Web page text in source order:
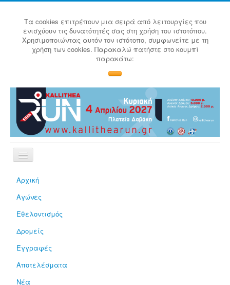
Τα cookies επιτρέπουν μια σειρά από λειτουργίες που
ενισχύουν τις δυνατότητές σας στη χρήση του ιστοτόπου.
Χρησιμοποιώντας αυτόν τον ιστότοπο, συμφωνείτε με τη
χρήση των cookies. Παρακαλώ πατήστε στο κουμπί
παρακάτω:
Αρχική
Αγώνες
Εθελοντισμός
Δρομείς
Εγγραφές
Αποτελέσματα
Νέα